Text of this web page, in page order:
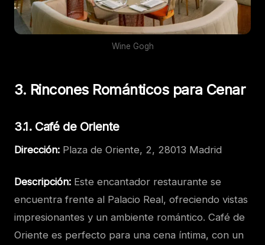
Wine Gogh
3. Rincones Románticos para Cenar
3.1. Café de Oriente
Dirección: Plaza de Oriente, 2, 28013 Madrid
Descripción: Este encantador restaurante se
encuentra frente al Palacio Real, ofreciendo vistas
impresionantes y un ambiente romántico. Café de
Oriente es perfecto para una cena íntima, con un